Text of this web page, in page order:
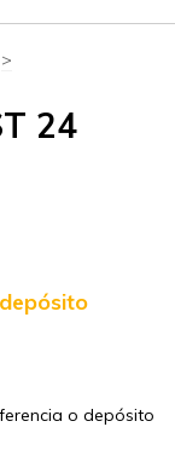
>
24
o depósito